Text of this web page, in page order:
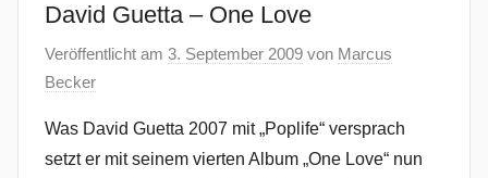
David Guetta – One Love
Veröffentlicht am 3. September 2009 von Marcus
Becker
Was David Guetta 2007 mit „Poplife“ versprach
setzt er mit seinem vierten Album „One Love“ nun